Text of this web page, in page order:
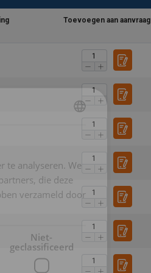
Toevoegen aan aanvraag
FRENCH
te analyseren. We
die deze
verzameld door
Niet-
geclassificeerd